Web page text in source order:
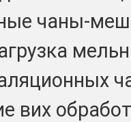
чаны-
вих